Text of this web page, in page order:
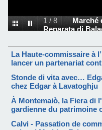
1 /8
Marché
Reparata di
La Haute-commissaire à
lancer un partenariat
Stonde di vita avec…
chez Edgar à Lavatoghju
À Montemaiò, la Fiera di
gardienne du patrimoine
Calvi - Passation de